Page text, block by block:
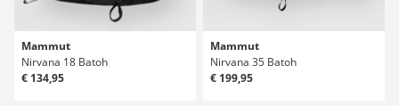
Mammut
Nirvana 18 Batoh
€ 134,95
Mammut
Nirvana 35 Batoh
€ 199,95